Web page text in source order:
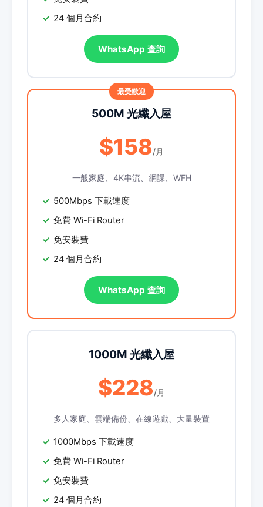
24 個月合約
WhatsApp 查詢
500M 光纖入屋
$158/月
一般家庭、4K串流、網課、WFH
500Mbps 下載速度
免費 Wi-Fi Router
免安裝費
24 個月合約
WhatsApp 查詢
1000M 光纖入屋
$228/月
多人家庭、雲端備份、在線遊戲、大量裝置
1000Mbps 下載速度
免費 Wi-Fi Router
免安裝費
24 個月合約